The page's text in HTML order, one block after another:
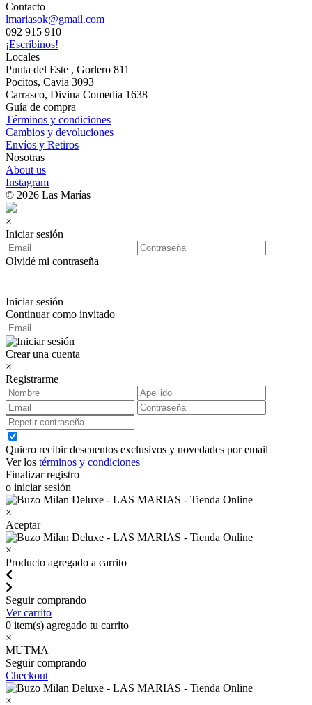
Contacto
lmariasok@gmail.com
092 915 910
¡Escribinos!
Locales
Punta del Este , Gorlero 811
Pocitos, Cavia 3093
Carrasco, Divina Comedia 1638
Guía de compra
Términos y condiciones
Cambios y devoluciones
Envíos y Retiros
Nosotras
About us
Instagram
© 2026 Las Marías
×
Iniciar sesión
Olvidé mi contraseña
Iniciar sesión
Continuar como invitado
Crear una cuenta
×
Registrarme
Quiero recibir descuentos exclusivos y novedades por email
Ver los términos y condiciones
Finalizar registro
o iniciar sesión
×
Aceptar
×
Producto agregado a carrito
Seguir comprando
Ver carrito
0 item(s) agregado tu carrito
×
MUTMA
Seguir comprando
Checkout
×